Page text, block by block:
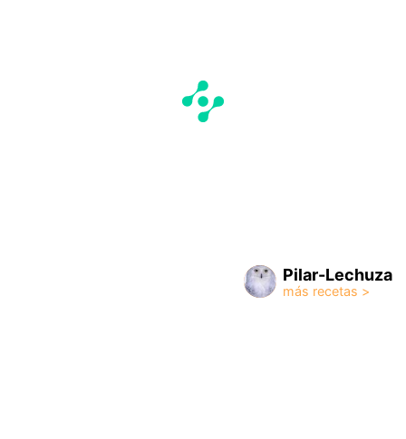
Pilar-Lechuza